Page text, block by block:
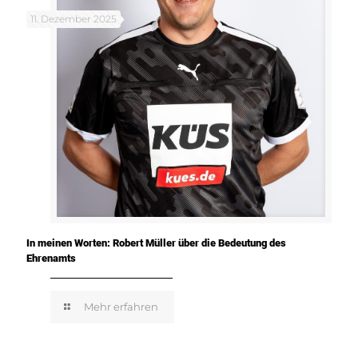
11. Dezember 2025
In meinen Worten: Robert Müller über die Bedeutung des
Ehrenamts
Mehr erfahren